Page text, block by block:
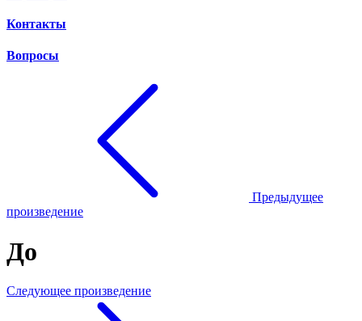
Контакты
Вопросы
Предыдущее
произведение
До
Следующее произведение